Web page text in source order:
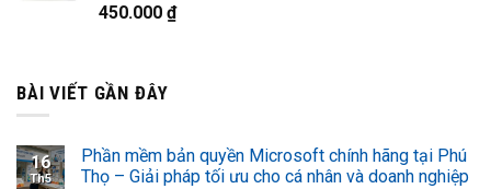
450.000 ₫
BÀI VIẾT GẦN ĐÂY
16
Th5
Phần mềm bản quyền Microsoft chính hãng tại Phú
Thọ – Giải pháp tối ưu cho cá nhân và doanh nghiệp